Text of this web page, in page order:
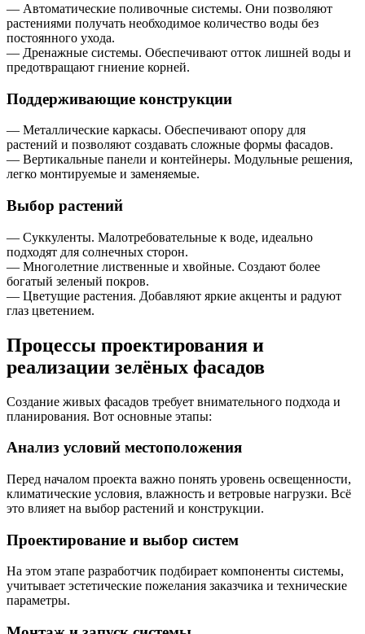
— Автоматические поливочные системы. Они позволяют
растениями получать необходимое количество воды без
постоянного ухода.
— Дренажные системы. Обеспечивают отток лишней воды и
предотвращают гниение корней.
Поддерживающие конструкции
— Металлические каркасы. Обеспечивают опору для
растений и позволяют создавать сложные формы фасадов.
— Вертикальные панели и контейнеры. Модульные решения,
легко монтируемые и заменяемые.
Выбор растений
— Суккуленты. Малотребовательные к воде, идеально
подходят для солнечных сторон.
— Многолетние лиственные и хвойные. Создают более
богатый зеленый покров.
— Цветущие растения. Добавляют яркие акценты и радуют
глаз цветением.
Процессы проектирования и
реализации зелёных фасадов
Создание живых фасадов требует внимательного подхода и
планирования. Вот основные этапы:
Анализ условий местоположения
Перед началом проекта важно понять уровень освещенности,
климатические условия, влажность и ветровые нагрузки. Всё
это влияет на выбор растений и конструкции.
Проектирование и выбор систем
На этом этапе разработчик подбирает компоненты системы,
учитывает эстетические пожелания заказчика и технические
параметры.